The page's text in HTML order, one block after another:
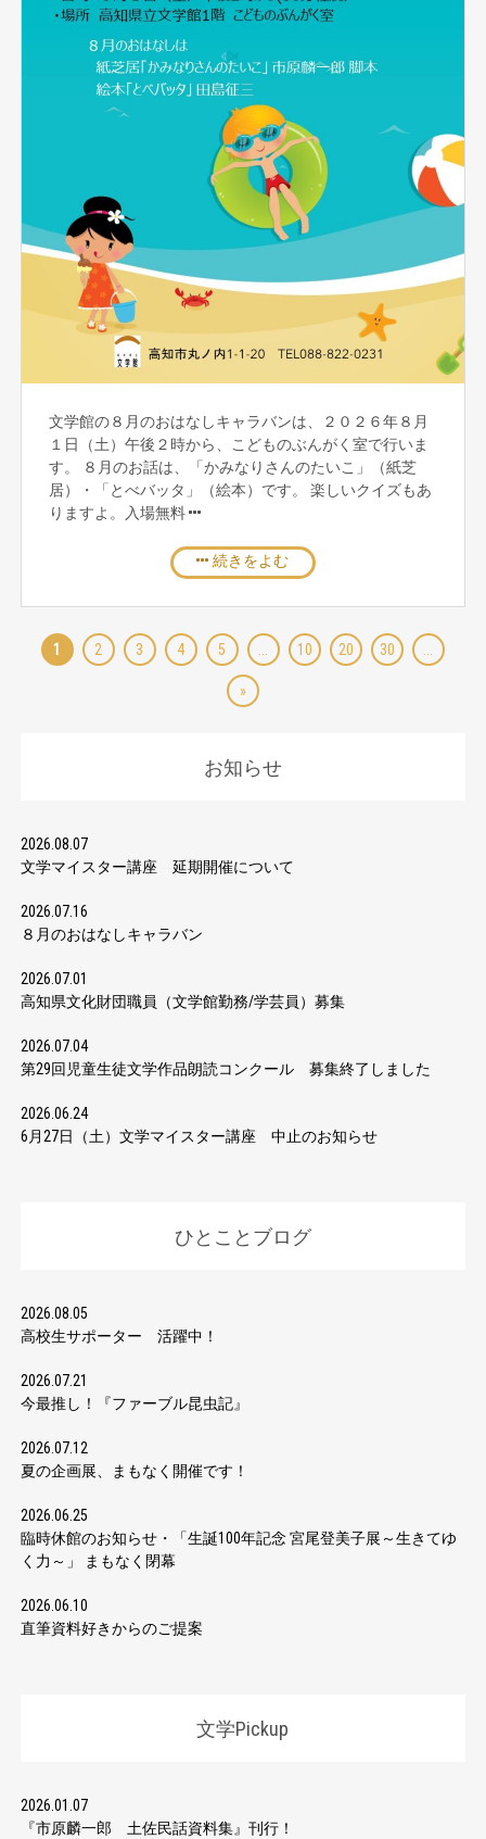
文学館の８月のおはなしキャラバンは、２０２６年８月
１日（土）午後２時から、こどものぶんがく室で行いま
す。 ８月のお話は、「かみなりさんのたいこ」（紙芝
居）・「とべバッタ」（絵本）です。 楽しいクイズもあ
りますよ。入場無料
続きをよむ
1 2 3 4 5 10 20 30
»
お知らせ
2026.08.07
文学マイスター講座 延期開催について
2026.07.16
８月のおはなしキャラバン
2026.07.01
高知県文化財団職員（文学館勤務/学芸員）募集
2026.07.04
第29回児童生徒文学作品朗読コンクール 募集終了しました
2026.06.24
6月27日（土）文学マイスター講座 中止のお知らせ
ひとことブログ
2026.08.05
高校生サポーター 活躍中！
2026.07.21
今最推し！『ファーブル昆虫記』
2026.07.12
夏の企画展、まもなく開催です！
2026.06.25
臨時休館のお知らせ・「生誕100年記念 宮尾登美子展～生きてゆ
く力～」 まもなく閉幕
2026.06.10
直筆資料好きからのご提案
文学Pickup
2026.01.07
『市原麟一郎 土佐民話資料集』刊行！